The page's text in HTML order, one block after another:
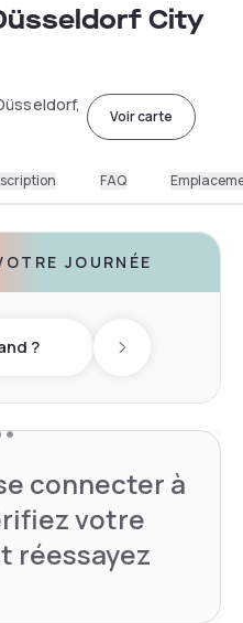
City
Voir carte
FAQ
JOURNÉE
? Next day
connecter à
votre
réessayez